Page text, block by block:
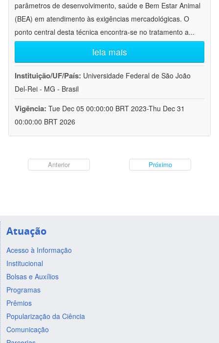
parâmetros de desenvolvimento, saúde e Bem Estar Animal
(BEA) em atendimento às exigências mercadológicas. O
ponto central desta técnica encontra-se no tratamento a...
leia mais
Instituição/UF/País: Universidade Federal de São João
Del-Rei - MG - Brasil
Vigência: Tue Dec 05 00:00:00 BRT 2023-Thu Dec 31
00:00:00 BRT 2026
Anterior Próximo
Atuação
Acesso à Informação
Institucional
Bolsas e Auxílios
Programas
Prêmios
Popularização da Ciência
Comunicação